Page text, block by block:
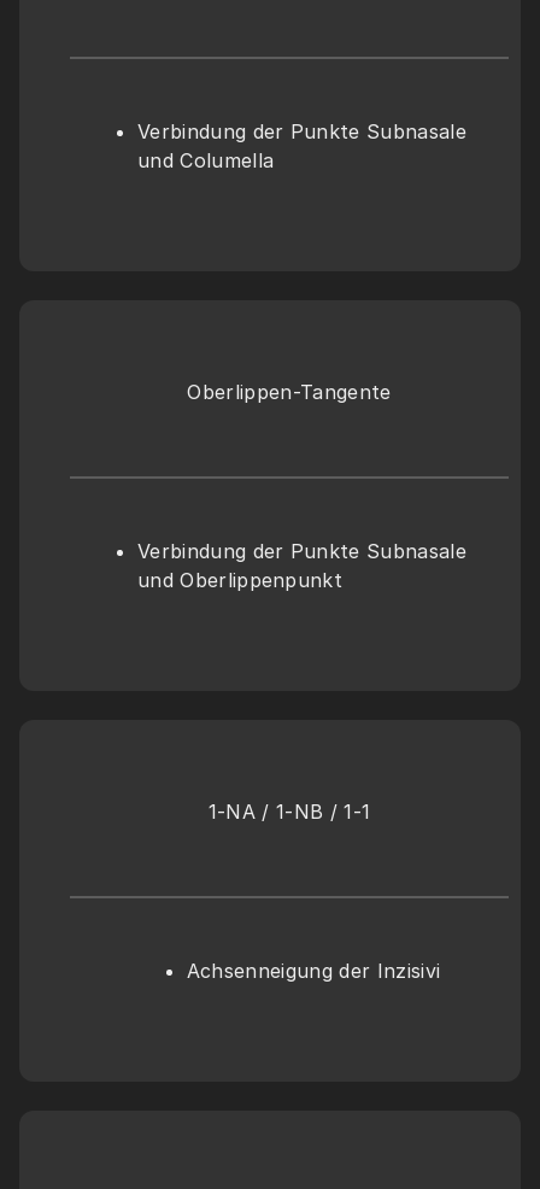
Verbindung der Punkte Subnasale
und Columella
Oberlippen-Tangente
Verbindung der Punkte Subnasale
und Oberlippenpunkt
1-NA / 1-NB / 1-1
Achsenneigung der Inzisivi